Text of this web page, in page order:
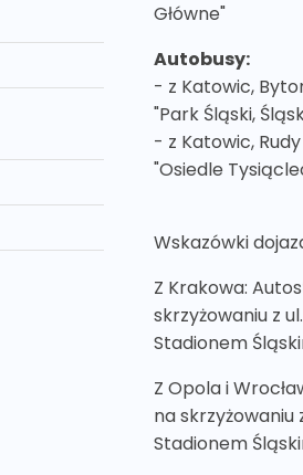
Główne"
Autobusy:
- z Katowic,
"Park Śląski,
- z Katowic,
"Osiedle
Wskazówki
Z Krakowa:
skrzyżowaniu z
Stadionem
Z Opola i
na skrzyżowaniu
Stadionem